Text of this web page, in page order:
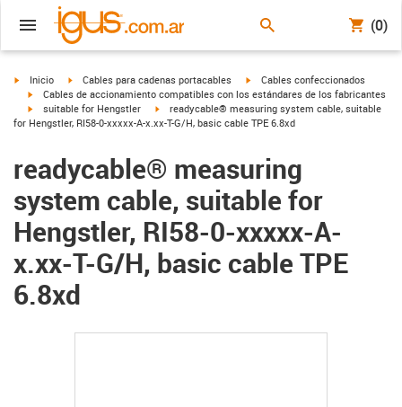
(0)
igus-icon-arrow-right
Inicio igus-icon-arrow-right
Cables para cadenas portacables igus-icon-arrow-right
Cables confeccionados
igus-icon-arrow-right
Cables de accionamiento compatibles con los estándares de los fabricantes
igus-icon-arrow-right
suitable for Hengstler igus-icon-arrow-right
readycable® measuring system cable, suitable
for Hengstler, RI58-0-xxxxx-A-x.xx-T-G/H, basic cable TPE 6.8xd
readycable® measuring
system cable, suitable for
Hengstler, RI58-0-xxxxx-A-
x.xx-T-G/H, basic cable TPE
6.8xd